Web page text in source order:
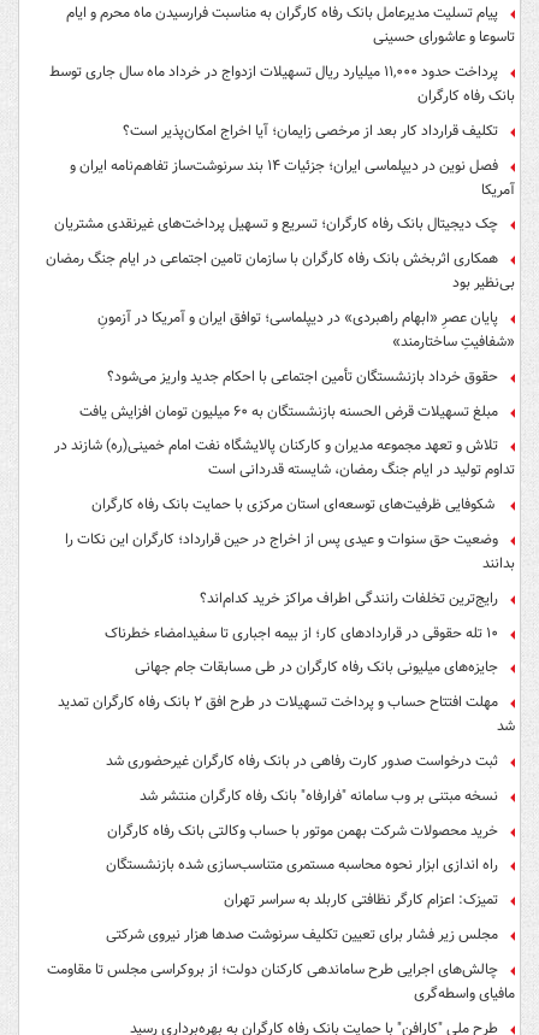
پیام تسلیت مدیرعامل بانک رفاه کارگران به مناسبت فرارسیدن ماه محرم و ایام
تاسوعا و عاشورای حسینی
پرداخت حدود ۱۱,۰۰۰ میلیارد ریال تسهیلات ازدواج در خرداد ماه سال جاری توسط
بانک رفاه کارگران
تکلیف قرارداد کار بعد از مرخصی زایمان؛ آیا اخراج امکان‌پذیر است؟
فصل نوین در دیپلماسی ایران؛ جزئیات ۱۴ بند سرنوشت‌ساز تفاهم‌نامه ایران و
آمریکا
چک دیجیتال بانک رفاه کارگران؛ تسریع و تسهیل پرداخت‌های غیرنقدی مشتریان
همکاری اثربخش بانک رفاه کارگران با سازمان تامین اجتماعی در ایام جنگ رمضان
بی‌نظیر بود
پایان عصرِ «ابهام راهبردی» در دیپلماسی؛ توافق ایران و آمریکا در آزمونِ
«شفافیتِ ساختارمند»
حقوق خرداد بازنشستگان تأمین اجتماعی با احکام جدید واریز می‌شود؟
مبلغ تسهیلات قرض الحسنه بازنشستگان به ۶۰ میلیون تومان افزایش یافت
تلاش و تعهد مجموعه مدیران و کارکنان پالایشگاه نفت امام خمینی(ره) شازند در
تداوم تولید در ایام جنگ رمضان، شایسته قدردانی است
شکوفایی ظرفیت‌های توسعه‌ای استان مرکزی با حمایت بانک رفاه کارگران
وضعیت حق سنوات و عیدی پس از اخراج در حین قرارداد؛ کارگران این نکات را
بدانند
رایج‌ترین تخلفات رانندگی اطراف مراکز خرید کدام‌اند؟
۱۰ تله حقوقی در قراردادهای کار؛ از بیمه اجباری تا سفیدامضاء خطرناک
جایزه‌های میلیونی بانک رفاه کارگران در طی مسابقات جام جهانی
مهلت افتتاح حساب و پرداخت تسهیلات در طرح افق ۲ بانک رفاه کارگران تمدید
شد
ثبت درخواست صدور کارت رفاهی در بانک رفاه کارگران غیرحضوری شد
نسخه مبتنی بر وب سامانه "فرارفاه" بانک رفاه کارگران منتشر شد
خرید محصولات شرکت بهمن موتور با حساب وکالتی بانک رفاه کارگران
راه اندازی ابزار نحوه محاسبه مستمری متناسب‌سازی شده بازنشستگان
تمیزک: اعزام کارگر نظافتی کاربلد به سراسر تهران
مجلس زیر فشار برای تعیین تکلیف سرنوشت صدها هزار نیروی شرکتی
چالش‌های اجرایی طرح ساماندهی کارکنان دولت؛ از بروکراسی مجلس تا مقاومت
مافیای واسطه‌گری
طرح ملی "کارافن" با حمایت بانک رفاه کارگران به بهره‌برداری رسید